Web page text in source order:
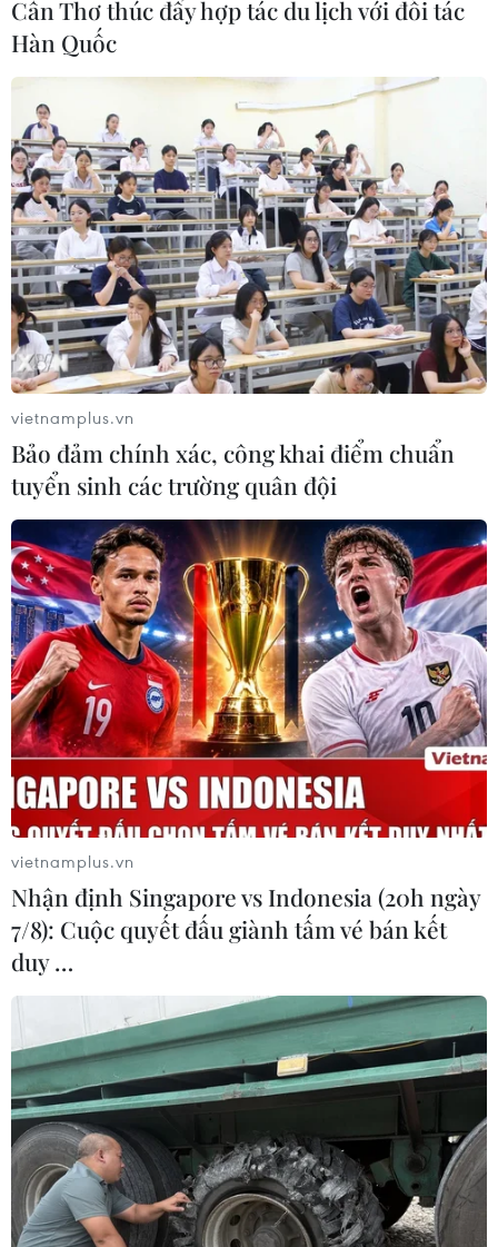
Vietnam Airlines ký 500 triệu USD bảo
dưỡng động cơ Boeing 787-9
26/03/2018 23:51
Vietnam Airlines vừa ký kết và trao hợp đồng bảo
dưỡng động cơ máy bay Boeing 787-9 có trị giá hơn
500 triệu USD (tương đương hơn 11.000 tỷ đồng).
Tập đoàn Airbus bàn giao máy bay cho
Vietnam Airlines và Vietjet Air
28/03/2018 10:32
Tổng công ty Hàng không Việt Nam đã đón nhận chiếc
máy bay thân rộng hiện đại thế hệ mới Airbus A350-
900 XWB thứ 11 tại sân bay Orly (Pháp).
Cần Thơ thúc đẩy hợp tác du lịch với đối tác
Hàn Quốc
vietnamplus.vn
Bảo đảm chính xác, công khai điểm chuẩn
tuyển sinh các trường quân đội
vietnamplus.vn
Nhận định Singapore vs Indonesia (20h ngày
7/8): Cuộc quyết đấu giành tấm vé bán kết
duy …